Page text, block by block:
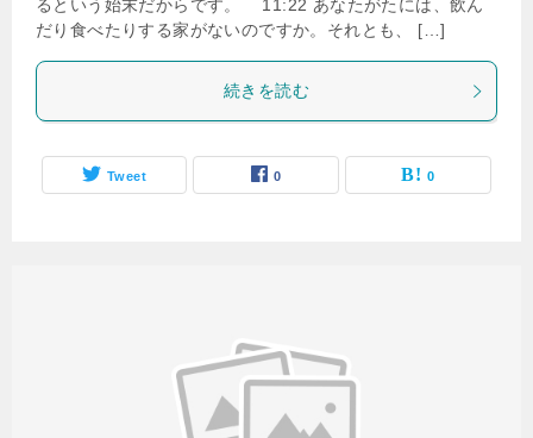
るという始末だからです。 11:22 あなたがたには、飲ん
だり食べたりする家がないのですか。それとも、 […]
続きを読む
Tweet 0 0